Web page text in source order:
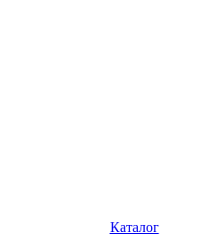
Каталог